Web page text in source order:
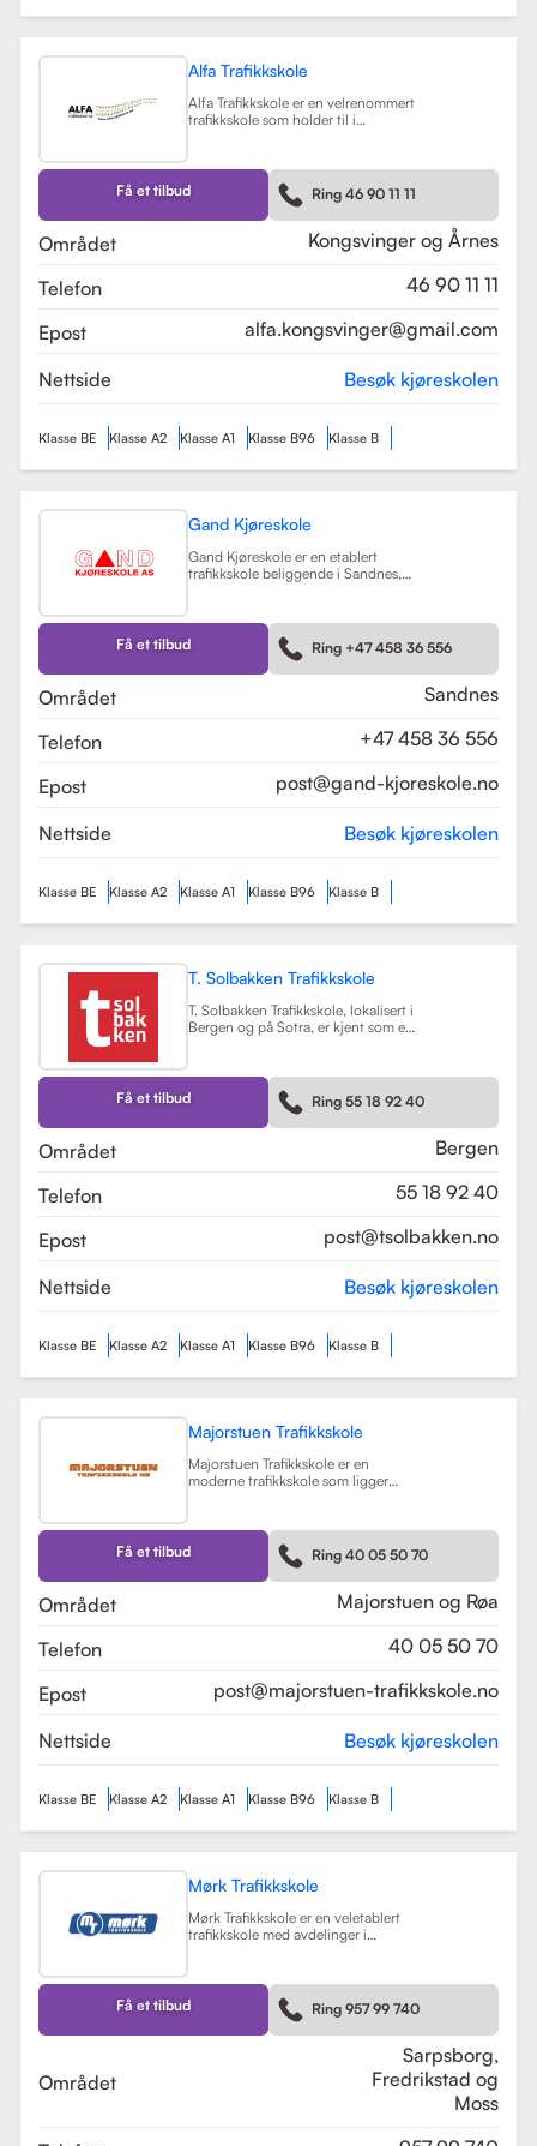
Alfa Trafikkskole
Alfa Trafikkskole er en velrenommert
trafikkskole som holder til i
kjøreopplæringen. Skolen tilbyr et
bredt spekter av tjenester, inkludert
opplæring for førerkort klasse B,
både med manuelt og automatgir.
Få et tilbud Ring 46 90 11 11
Området
Kongsvinger og Årnes
Telefon
46 90 11 11
Epost
alfa.kongsvinger@gmail.com
Nettside Besøk kjøreskolen
Klasse BE Klasse A2 Klasse A1 Klasse B96 Klasse B
Gand Kjøreskole
Gand Kjøreskole er en etablert
trafikkskole beliggende i Sandnes,
kjøretøyklasser. Skolen har
spesialisert seg på opplæring for
personbiler, både med manuell og
automatgir, samt motorsykler (klasse
Få et tilbud Ring +47 458 36 556
Området
Sandnes
Telefon
+47 458 36 556
Epost
post@gand-kjoreskole.no
Nettside Besøk kjøreskolen
Klasse BE Klasse A2 Klasse A1 Klasse B96 Klasse B
T. Solbakken Trafikkskole
T. Solbakken Trafikkskole, lokalisert i
Bergen og på Sotra, er kjent som en
Skolen tilbyr et bredt spekter av
førerkortklasser, inkludert klasse B
for personbil, klasse A, A1, og A2 for
motorsykler, samt klasse BE og B96
Få et tilbud Ring 55 18 92 40
Området
Bergen
Telefon
55 18 92 40
Epost
post@tsolbakken.no
Nettside Besøk kjøreskolen
Klasse BE Klasse A2 Klasse A1 Klasse B96 Klasse B
Majorstuen Trafikkskole
Majorstuen Trafikkskole er en
moderne trafikkskole som ligger
etablert i 2015 og har raskt blitt
kjent for sin høye kvalitet på
opplæring. Alle instruktørene er
pedagogisk utdannet fra Nord
Universitet og Met Universitet, noe
som sikrer en profesjonell og trygg
Få et tilbud Ring 40 05 50 70
Området
Majorstuen og Røa
Telefon
40 05 50 70
Epost
post@majorstuen-trafikkskole.no
Nettside Besøk kjøreskolen
Klasse BE Klasse A2 Klasse A1 Klasse B96 Klasse B
Mørk Trafikkskole
Mørk Trafikkskole er en veletablert
trafikkskole med avdelinger i
på undervisningen, og har fått
positive tilbakemeldinger fra elever,
med vurderinger som 5.0 i
Sarpsborg og 4.4 i Fredrikstad.
Få et tilbud Ring 957 99 740
Området
Sarpsborg,
Fredrikstad og
Moss